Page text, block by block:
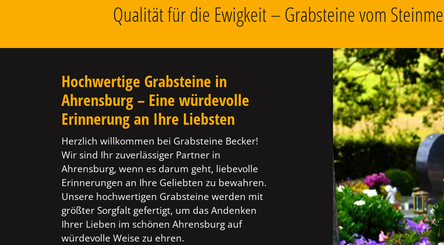
Qualität für die Ewigkeit – Grabsteine vom
Hochwertige Grabsteine in
Ahrensburg – Eine würdevolle
Erinnerung an Ihre Liebsten
Herzlich willkommen bei Grabsteine Becker!
Wir sind Ihr zuverlässiger Partner in
Ahrensburg, wenn es darum geht, liebevolle
Erinnerungen an Ihre Geliebten zu bewahren.
Unsere hochwertigen Grabsteine werden mit
größter Sorgfalt gefertigt, um das Andenken
Ihrer Lieben im schönen Ahrensburg auf
würdevolle Weise zu ehren.